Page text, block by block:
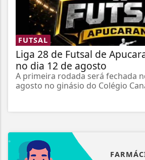
FUTSAL
Liga 28 de Futsal de
no dia 12 de agosto
A primeira rodada será fechada
agosto no ginásio do Colégio